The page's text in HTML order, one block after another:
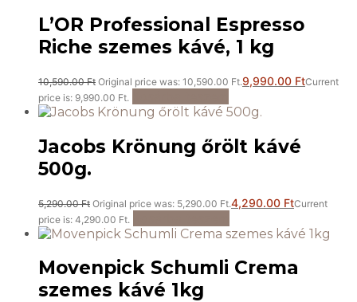
L’OR Professional Espresso
Riche szemes kávé, 1 kg
10,590.00Ft Original price was: 10,590.00 Ft.9,990.00 FtCurrent
price is: 9,990.00 Ft.
Jacobs Krönung őrölt kávé
500g.
5,290.00Ft Original price was: 5,290.00 Ft.4,290.00 FtCurrent
price is: 4,290.00 Ft.
Movenpick Schumli Crema
szemes kávé 1kg